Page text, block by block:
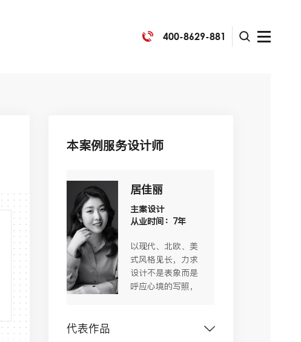
400-8629-881
本案例服务设计师
居佳丽
主案设计
从业时间：7年
以现代、北欧、美
式风格见长，力求
设计不是表象而是
呼应心境的写照，
代表作品